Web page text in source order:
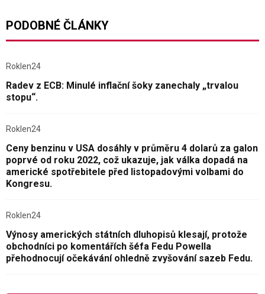
PODOBNÉ ČLÁNKY
Roklen24
Radev z ECB: Minulé inflační šoky zanechaly „trvalou
stopu“.
Roklen24
Ceny benzinu v USA dosáhly v průměru 4 dolarů za galon
poprvé od roku 2022, což ukazuje, jak válka dopadá na
americké spotřebitele před listopadovými volbami do
Kongresu.
Roklen24
Výnosy amerických státních dluhopisů klesají, protože
obchodníci po komentářích šéfa Fedu Powella
přehodnocují očekávání ohledně zvyšování sazeb Fedu.